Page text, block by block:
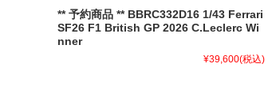
** 予約商品 ** BBRC332D16 1/43 Ferrari
SF26 F1 British GP 2026 C.Leclerc Wi
nner
¥39,600(税込)